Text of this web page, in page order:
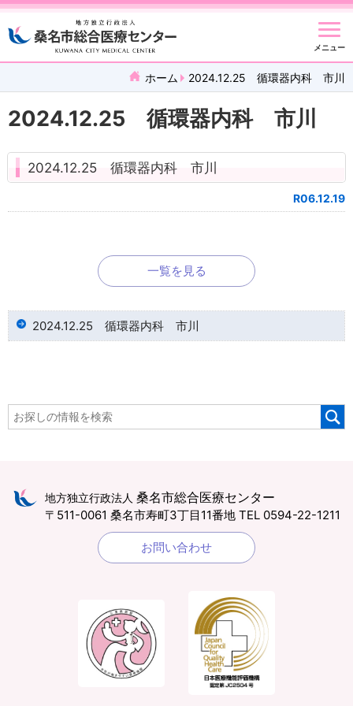
メニュー
ホーム 2024.12.25 循環器内科 市川
2024.12.25 循環器内科 市川
2024.12.25 循環器内科 市川
R06.12.19
一覧を見る
2024.12.25 循環器内科 市川
地方独立行政法人 桑名市総合医療センター
〒511-0061 桑名市寿町3丁目11番地 TEL 0594-22-1211
お問い合わせ